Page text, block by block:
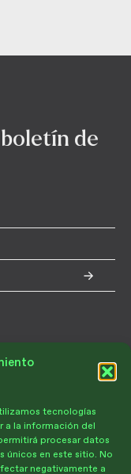
tecnologías
a la información del
procesar datos
únicos en este sitio. No
negativamente a
de